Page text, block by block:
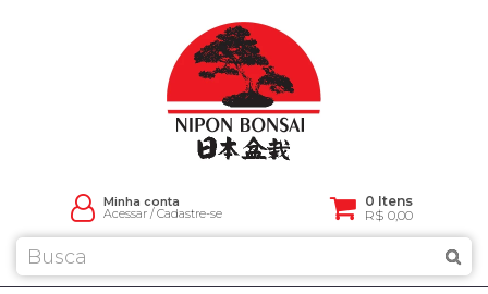
Minha conta
Acessar/Cadastre-se
0 Itens
R$ 0,00